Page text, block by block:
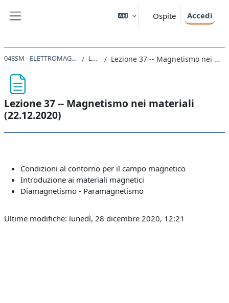
Ospite Accedi
048SM - ELETTROMAGNETISMO 2020 Lezioni Lezione 37 -- Magnetismo nei materiali (22.12.2020)
Lezione 37 -- Magnetismo nei materiali
(22.12.2020)
Condizioni al contorno per il campo magnetico
Introduzione ai materiali magnetici
Diamagnetismo - Paramagnetismo
Ultime modifiche: lunedì, 28 dicembre 2020, 12:21